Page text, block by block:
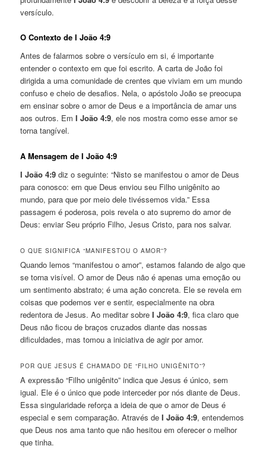
versículo.
O Contexto de I João 4:9
Antes de falarmos sobre o versículo em si, é importante
entender o contexto em que foi escrito. A carta de João foi
dirigida a uma comunidade de crentes que viviam em um mundo
confuso e cheio de desafios. Nela, o apóstolo João se preocupa
em ensinar sobre o amor de Deus e a importância de amar uns
aos outros. EmI João 4:9, ele nos mostra como esse amor se
torna tangível.
A Mensagem de I João 4:9
I João 4:9 diz o seguinte: “Nisto se manifestou o amor de Deus
para conosco: em que Deus enviou seu Filho unigênito ao
mundo, para que por meio dele tivéssemos vida.” Essa
passagem é poderosa, pois revela o ato supremo do amor de
Deus: enviar Seu próprio Filho, Jesus Cristo, para nos salvar.
O QUE SIGNIFICA “MANIFESTOU O AMOR”?
Quando lemos “manifestou o amor”, estamos falando de algo que
se torna visível. O amor de Deus não é apenas uma emoção ou
um sentimento abstrato; é uma ação concreta. Ele se revela em
coisas que podemos ver e sentir, especialmente na obra
redentora de Jesus. Ao meditar sobreI João 4:9, fica claro que
Deus não ficou de braços cruzados diante das nossas
dificuldades, mas tomou a iniciativa de agir por amor.
POR QUE JESUS É CHAMADO DE “FILHO UNIGÊNITO”?
A expressão “Filho unigênito” indica que Jesus é único, sem
igual. Ele é o único que pode interceder por nós diante de Deus.
Essa singularidade reforça a ideia de que o amor de Deus é
especial e sem comparação. Através deI João 4:9, entendemos
que Deus nos ama tanto que não hesitou em oferecer o melhor
que tinha.